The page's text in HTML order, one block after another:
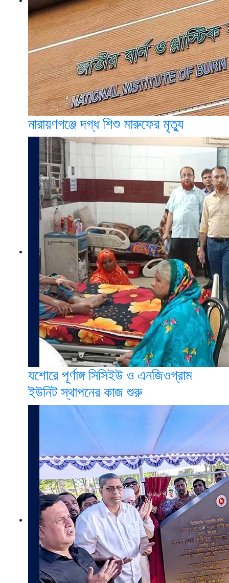
নারায়ণগঞ্জে দগ্ধ শিশু মারুফের মৃত্যু
যশোরে পূর্ণাঙ্গ সিসিইউ ও এনজিওগ্রাম
ইউনিট স্থাপনের কাজ শুরু